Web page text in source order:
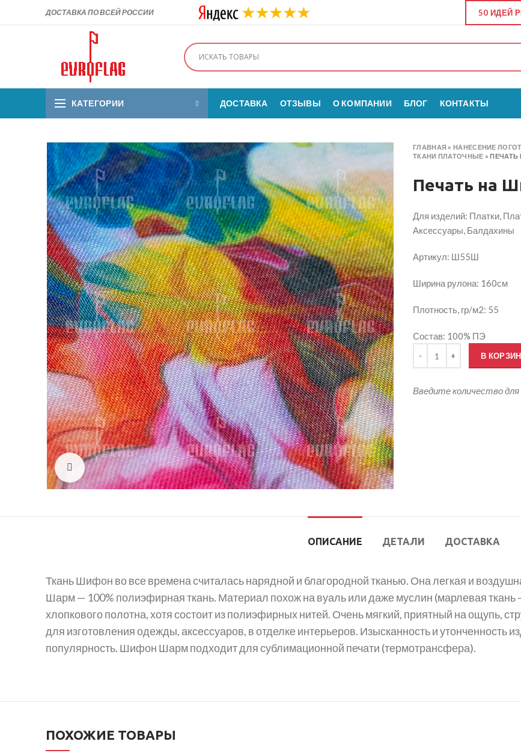
ДОСТАВКА ПО ВСЕЙ РОССИИ 50 ИДЕЙ
КАТЕГОРИИ ДОСТАВКА ОТЗЫВЫ О КОМПАНИИ БЛОГ КОНТАКТЫ
Click to enlarge
ГЛАВНАЯ »НАНЕСЕНИЕ
ТКАНИ ПЛАТОЧНЫЕ »
Печать на
Для изделий: Платки,
Аксессуары, Балдахины
Артикул: Ш55Ш
Ширина рулона: 160см
Плотность, гр/м2: 55
Состав: 100% ПЭ
В
Введите количество
ОПИСАНИЕ ДЕТАЛИ ДОСТАВКА
Ткань Шифон во все времена считалась нарядной и благородной тканью. Она легкая и
Шарм — 100% полиэфирная ткань. Материал похож на вуаль или даже муслин (марлевая
хлопкового полотна, хотя состоит из полиэфирных нитей. Очень мягкий, приятный на ощупь,
для изготовления одежды, аксессуаров, в отделке интерьеров. Изысканность и
популярность. Шифон Шарм подходит для сублимационной печати (термотрансфера).
ПОХОЖИЕ ТОВАРЫ